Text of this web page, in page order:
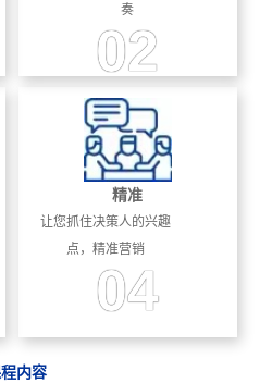
奏
02
精准
让您抓住决策人的兴趣
点，精准营销
04
内容